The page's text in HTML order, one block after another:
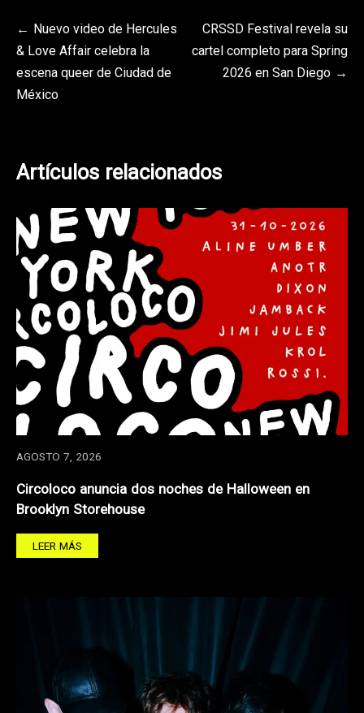
Navegación
de
entradas
Nuevo video de Hercules
& Love Affair celebra la
escena queer de Ciudad de
México
CRSSD Festival revela su
cartel completo para Spring
2026 en San Diego
Artículos relacionados
AGOSTO 7, 2026
Circoloco anuncia dos noches de Halloween en
Brooklyn Storehouse
LEER MÁS